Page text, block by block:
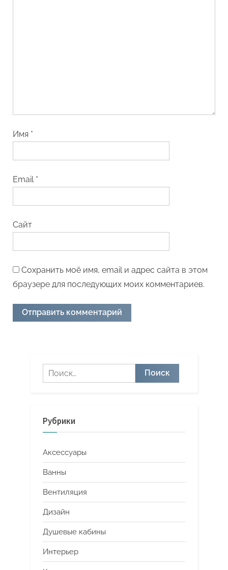
Имя *
Email *
Сайт
Сохранить моё имя, email и адрес сайта в этом
браузере для последующих моих комментариев.
Найти:
Рубрики
Аксессуары
Ванны
Вентиляция
Дизайн
Душевые кабины
Интерьер